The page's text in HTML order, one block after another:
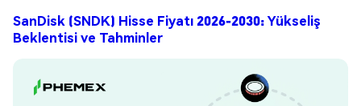
SanDisk (SNDK) Hisse Fiyatı 2026-2030: Yükseliş
Beklentisi ve Tahminler